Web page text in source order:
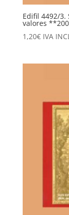
Edifil 4492/3.
valores
1,20€ IVA